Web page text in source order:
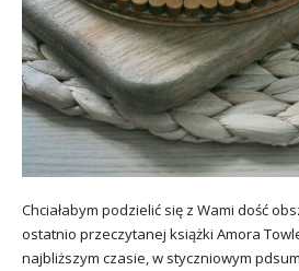
Chciałabym podzielić się z Wami dość
ostatnio przeczytanej książki Amora
najbliższym czasie, w styczniowym